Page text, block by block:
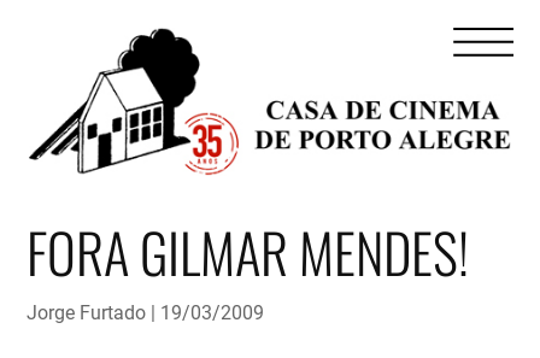
FORA GILMAR MENDES!
Jorge Furtado 19/03/2009